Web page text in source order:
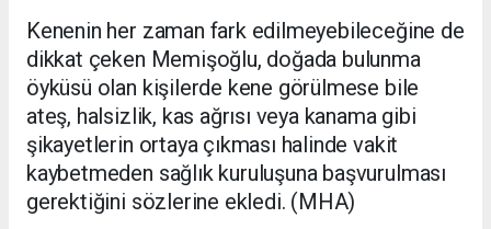
Kenenin her zaman fark edilmeyebileceğine de
dikkat çeken Memişoğlu, doğada bulunma
öyküsü olan kişilerde kene görülmese bile
ateş, halsizlik, kas ağrısı veya kanama gibi
şikayetlerin ortaya çıkması halinde vakit
kaybetmeden sağlık kuruluşuna başvurulması
gerektiğini sözlerine ekledi. (MHA)